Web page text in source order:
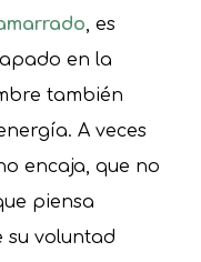
, es
en la
también
A veces
encaja, que no
piensa
su voluntad